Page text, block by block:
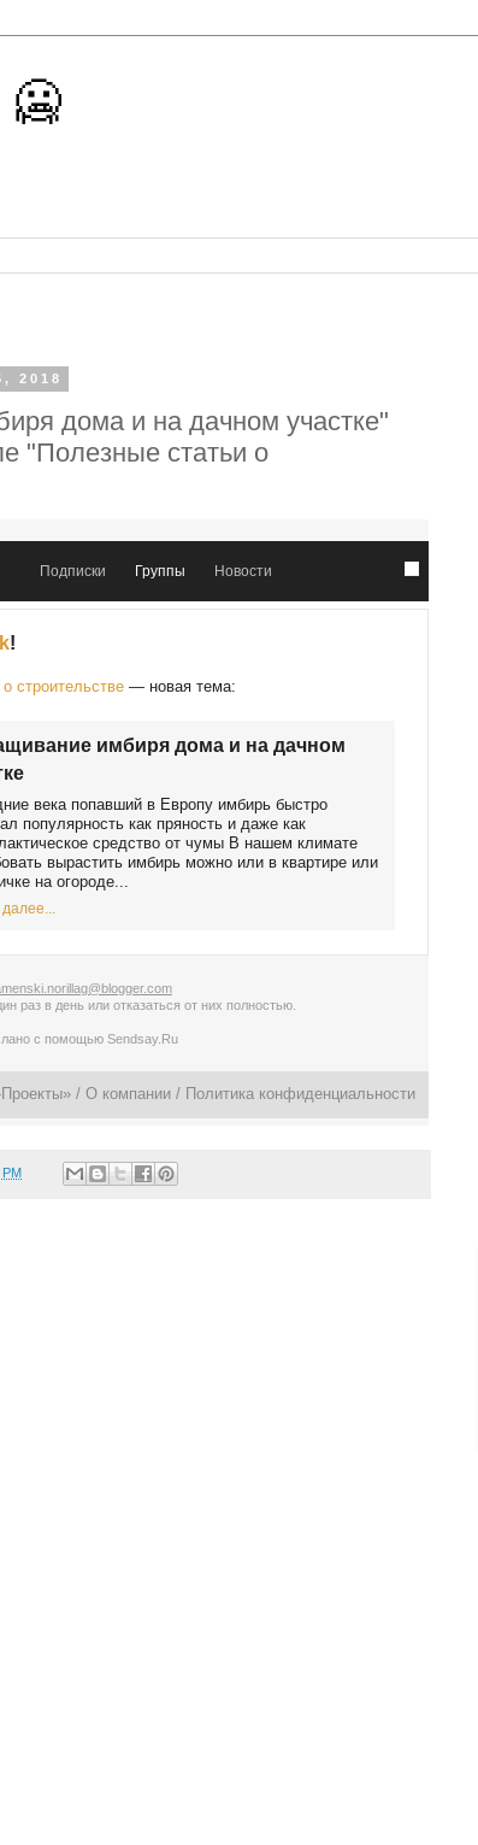
🥶
2018
дома и на дачном участке"
"Полезные статьи о
Подписки Группы Новости
!
строительстве — новая тема:
имбиря дома и на дачном
века попавший в Европу имбирь быстро
популярность как пряность и даже как
средство от чумы В нашем климате
вырастить имбирь можно или в квартире или
на огороде...
раз в день или отказаться от них полностью
с помощью Sendsay.Ru
/ О компании / Политика конфиденциальности
PM